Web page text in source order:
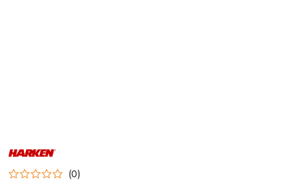
NAZWA
PRODUCENTA:
HARKEN (0)